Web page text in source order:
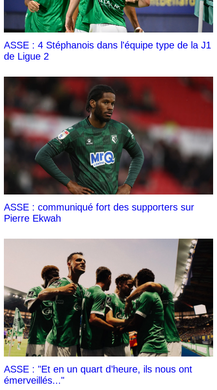
ASSE : 4 Stéphanois dans l'équipe type de la J1
de Ligue 2
ASSE : communiqué fort des supporters sur
Pierre Ekwah
ASSE : "Et en un quart d’heure, ils nous ont
émerveillés..."